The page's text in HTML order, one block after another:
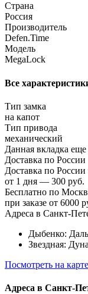
Страна
Россия
Производитель
Defen.Time
Модель
MegaLock
Все
Тип замка
на капот
Тип привода
механический
Данная вкладка еще
Доставка по России
Доставка по
от 1 дня — 300 руб.
Бесплатно по
при заказе от 6000
Адреса в Санкт-
Дыбенко:
Звездная:
Посмотреть на карте
Адреса в Санкт-